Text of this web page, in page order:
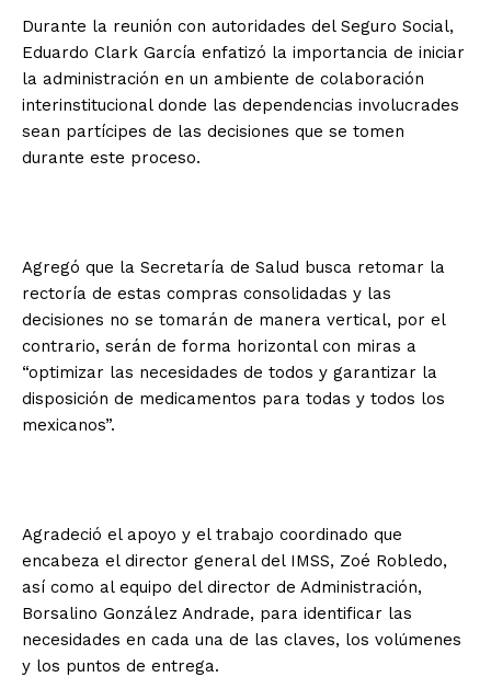
Durante la reunión con autoridades del Seguro Social,
Eduardo Clark García enfatizó la importancia de iniciar
la administración en un ambiente de colaboración
interinstitucional donde las dependencias involucrades
sean partícipes de las decisiones que se tomen
durante este proceso.
Agregó que la Secretaría de Salud busca retomar la
rectoría de estas compras consolidadas y las
decisiones no se tomarán de manera vertical, por el
contrario, serán de forma horizontal con miras a
“optimizar las necesidades de todos y garantizar la
disposición de medicamentos para todas y todos los
mexicanos”.
Agradeció el apoyo y el trabajo coordinado que
encabeza el director general del IMSS, Zoé Robledo,
así como al equipo del director de Administración,
Borsalino González Andrade, para identificar las
necesidades en cada una de las claves, los volúmenes
y los puntos de entrega.